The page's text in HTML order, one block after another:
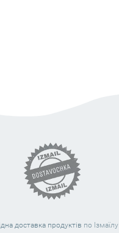
доставка продуктів по Ізмаїлу